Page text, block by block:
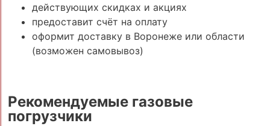
действующих скидках и акциях
предоставит счёт на оплату
оформит доставку в Воронеже или области
(возможен самовывоз)
Рекомендуемые газовые
погрузчики